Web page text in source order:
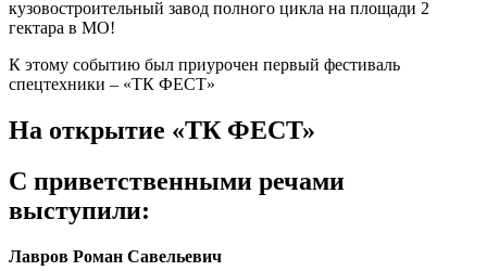
кузовостроительный завод полного цикла на площади 2
гектара в МО!
К этому событию был приурочен первый фестиваль
спецтехники – «ТК ФЕСТ»
На открытие «ТК ФЕСТ»
С приветственными речами
выступили:
Лавров Роман Савельевич